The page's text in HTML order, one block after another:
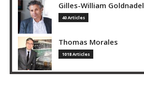
Gilles-William Goldnadel
40 Articles
Thomas Morales
1018 Articles